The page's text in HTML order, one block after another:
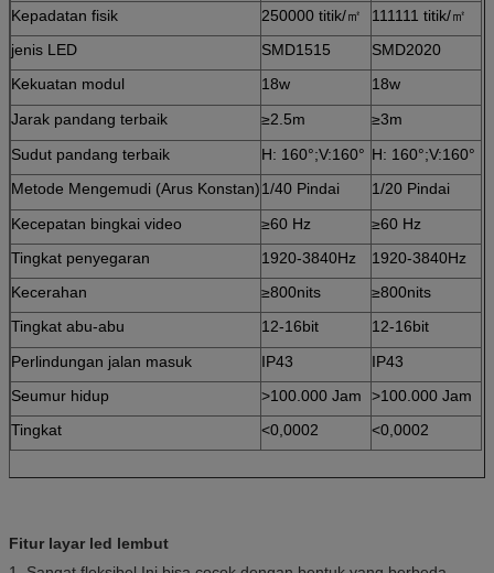
Kepadatan fisik 250000 titik/㎡
111111 titik/㎡
jenis LED
SMD1515
SMD2020
Kekuatan modul
18w
18w
Jarak pandang terbaik
≥2.5m
≥3m
Sudut pandang terbaik
H: 160°;V:160° H: 160°;V:160°
Metode Mengemudi (Arus Konstan)1/40 Pindai
1/20 Pindai
Kecepatan bingkai video
≥60 Hz
≥60 Hz
Tingkat penyegaran
1920-3840Hz
1920-3840Hz
Kecerahan
≥800nits
≥800nits
Tingkat abu-abu
12-16bit
12-16bit
Perlindungan jalan masuk
IP43
IP43
Seumur hidup
>100.000 Jam
>100.000 Jam
Tingkat
<0,0002 <0,0002
Fitur layar led lembut